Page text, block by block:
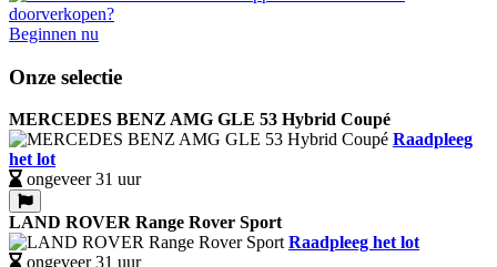
Beginnen nu
Onze selectie
MERCEDES BENZ AMG GLE 53 Hybrid Coupé
Raadpleeg
het lot
ongeveer 31 uur
LAND ROVER Range Rover Sport
Raadpleeg het lot
ongeveer 31 uur